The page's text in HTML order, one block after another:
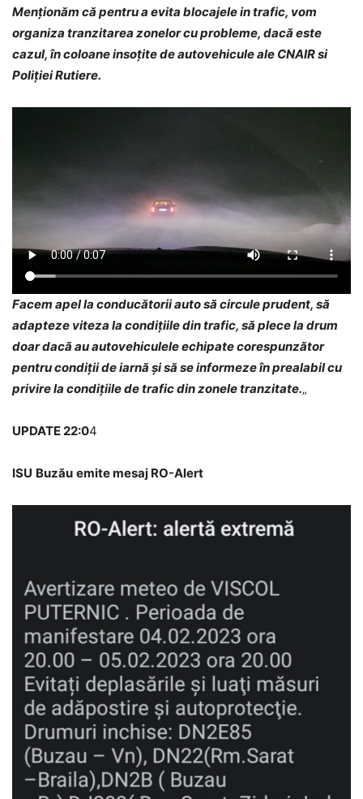
Menționăm că pentru a evita blocajele in trafic, vom
organiza tranzitarea zonelor cu probleme, dacă este
cazul, în coloane insoțite de autovehicule ale CNAIR si
Poliției Rutiere.
Facem apel la conducătorii auto să circule prudent, să
adapteze viteza la condițiile din trafic, să plece la drum
doar dacă au autovehiculele echipate corespunzător
pentru condiții de iarnă și să se informeze în prealabil cu
privire la condițiile de trafic din zonele tranzitate.„
UPDATE 22:04
ISU Buzău emite mesaj RO-Alert